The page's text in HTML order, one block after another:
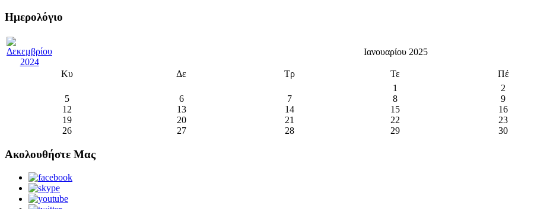
Ημερολόγιο
Ιανουαρίου 2025
Κυ Δε Τρ Τε Πέ
1
2
5
6 7 8 9
12
13 14 15 16
19
20 21 22 23
26
27 28 29 30
Ακολουθήστε Μας